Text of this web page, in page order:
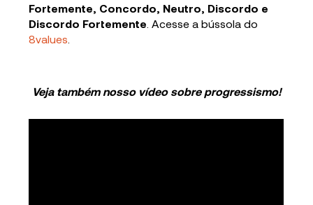
Fortemente, Concordo, Neutro, Discordo e
Discordo Fortemente . Acesse a bússola do
8values
Veja também nosso vídeo sobre progressismo!